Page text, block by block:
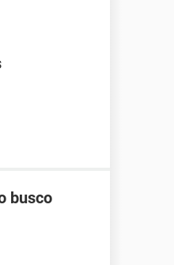
busco